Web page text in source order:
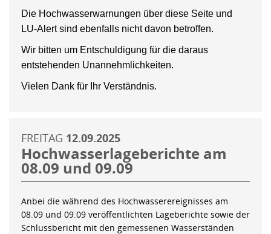
Die Hochwasserwarnungen über diese Seite und
LU-Alert sind ebenfalls nicht davon betroffen.
Wir bitten um Entschuldigung für die daraus
entstehenden Unannehmlichkeiten.
Vielen Dank für Ihr Verständnis.
FREITAG 12.09.2025
Hochwasserlageberichte am
08.09 und 09.09
Anbei die während des Hochwasserereignisses am
08.09 und 09.09 veröffentlichten Lageberichte sowie der
Schlussbericht mit den gemessenen Wasserständen